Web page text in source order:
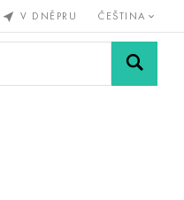
V DNĚPRU ČEŠTINA
Sítě a